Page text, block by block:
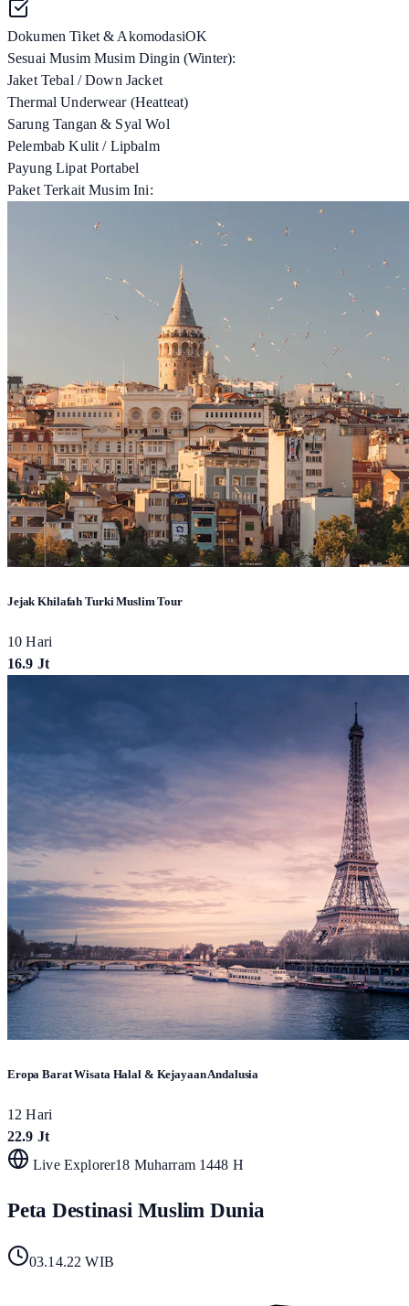
Dokumen Tiket & AkomodasiOK
Sesuai MusimMusim Dingin (Winter):
Jaket Tebal / Down Jacket
Thermal Underwear (Heatteat)
Sarung Tangan & Syal Wol
Pelembab Kulit / Lipbalm
Payung Lipat Portabel
Paket Terkait Musim Ini:
Jejak Khilafah Turki Muslim Tour
10 Hari
16.9 Jt
Eropa Barat Wisata Halal & Kejayaan Andalusia
12 Hari
22.9 Jt
Live Explorer18 Muharram 1448 H
Peta Destinasi Muslim Dunia
03.14.24 WIB